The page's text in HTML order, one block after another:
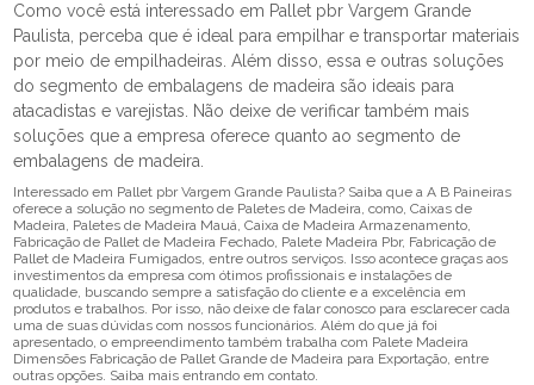
Como você está interessado em Pallet pbr Vargem Grande
Paulista, perceba que é ideal para empilhar e transportar materiais
por meio de empilhadeiras. Além disso, essa e outras soluções
do segmento de embalagens de madeira são ideais para
atacadistas e varejistas. Não deixe de verificar também mais
soluções que a empresa oferece quanto ao segmento de
embalagens de madeira.
Interessado em Pallet pbr Vargem Grande Paulista? Saiba que a A B Paineiras
oferece a solução no segmento de Paletes de Madeira, como, Caixas de
Madeira, Paletes de Madeira Mauá, Caixa de Madeira Armazenamento,
Fabricação de Pallet de Madeira Fechado, Palete Madeira Pbr, Fabricação de
Pallet de Madeira Fumigados, entre outros serviços. Isso acontece graças aos
investimentos da empresa com ótimos profissionais e instalações de
qualidade, buscando sempre a satisfação do cliente e a excelência em
produtos e trabalhos. Por isso, não deixe de falar conosco para esclarecer cada
uma de suas dúvidas com nossos funcionários. Além do que já foi
apresentado, o empreendimento também trabalha com Palete Madeira
Dimensões Fabricação de Pallet Grande de Madeira para Exportação, entre
outras opções. Saiba mais entrando em contato.